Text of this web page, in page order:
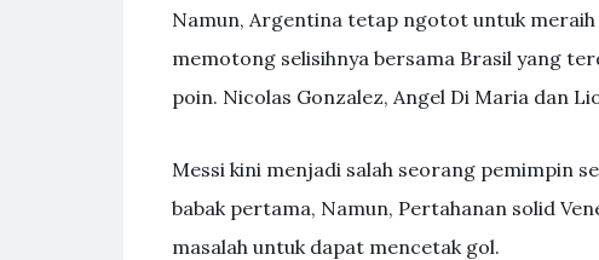
Namun, Argentina tetap ngotot untuk
memotong selisihnya bersama Brasil yang
poin. Nicolas Gonzalez, Angel Di Maria dan
Messi kini menjadi salah seorang pemimpin
babak pertama, Namun, Pertahanan solid
masalah untuk dapat mencetak gol.